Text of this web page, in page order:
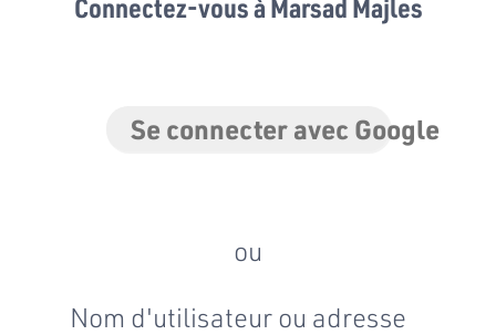
Connectez-vous à Marsad Majles
Se connecter avec Google
ou
Nom d'utilisateur ou adresse